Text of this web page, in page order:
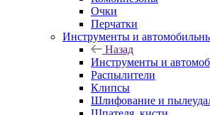
Очки
Перчатки
Инструменты и
Назад
Инструменты и
Распылители
Клипсы
Шлифование и